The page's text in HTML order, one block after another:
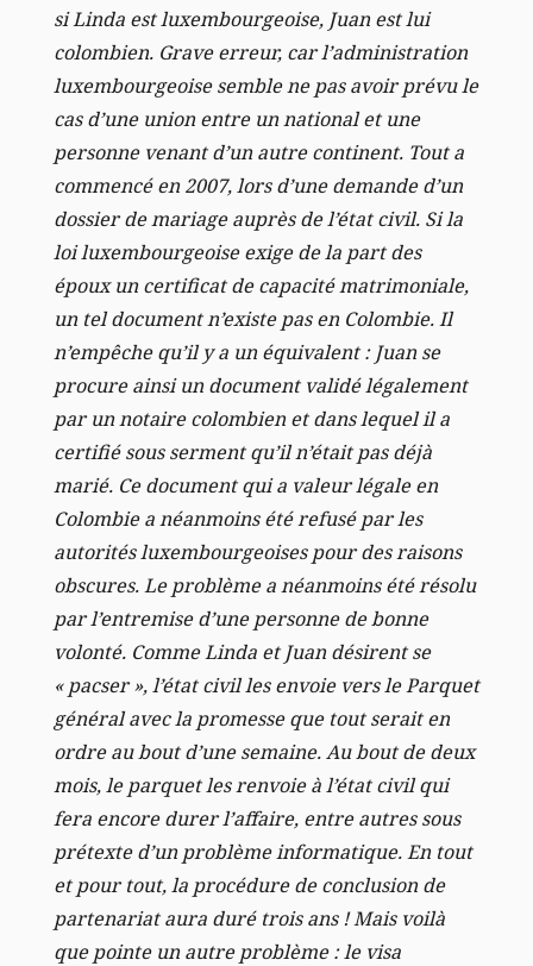
si Linda est luxembourgeoise, Juan est lui
colombien. Grave erreur, car l’administration
luxembourgeoise semble ne pas avoir prévu le
cas d’une union entre un national et une
personne venant d’un autre continent. Tout a
commencé en 2007, lors d’une demande d’un
dossier de mariage auprès de l’état civil. Si la
loi luxembourgeoise exige de la part des
époux un certificat de capacité matrimoniale,
un tel document n’existe pas en Colombie. Il
n’empêche qu’il y a un équivalent : Juan se
procure ainsi un document validé légalement
par un notaire colombien et dans lequel il a
certifié sous serment qu’il n’était pas déjà
marié. Ce document qui a valeur légale en
Colombie a néanmoins été refusé par les
autorités luxembourgeoises pour des raisons
obscures. Le problème a néanmoins été résolu
par l’entremise d’une personne de bonne
volonté. Comme Linda et Juan désirent se
« pacser », l’état civil les envoie vers le Parquet
général avec la promesse que tout serait en
ordre au bout d’une semaine. Au bout de deux
mois, le parquet les renvoie à l’état civil qui
fera encore durer l’affaire, entre autres sous
prétexte d’un problème informatique. En tout
et pour tout, la procédure de conclusion de
partenariat aura duré trois ans ! Mais voilà
que pointe un autre problème : le visa